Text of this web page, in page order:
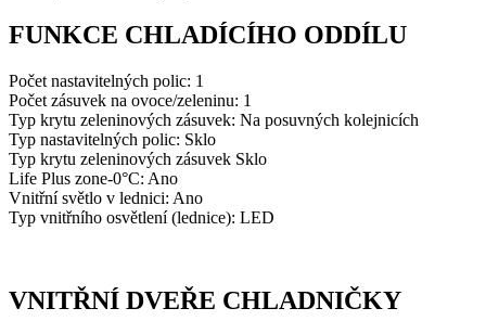
FUNKCE CHLADÍCÍHO ODDÍLU
Počet nastavitelných polic: 1
Počet zásuvek na ovoce/zeleninu: 1
Typ krytu zeleninových zásuvek: Na posuvných kolejnicích
Typ nastavitelných polic: Sklo
Typ krytu zeleninových zásuvek Sklo
Life Plus zone-0°C: Ano
Vnitřní světlo v lednici: Ano
Typ vnitřního osvětlení (lednice): LED
VNITŘNÍ DVEŘE CHLADNIČKY